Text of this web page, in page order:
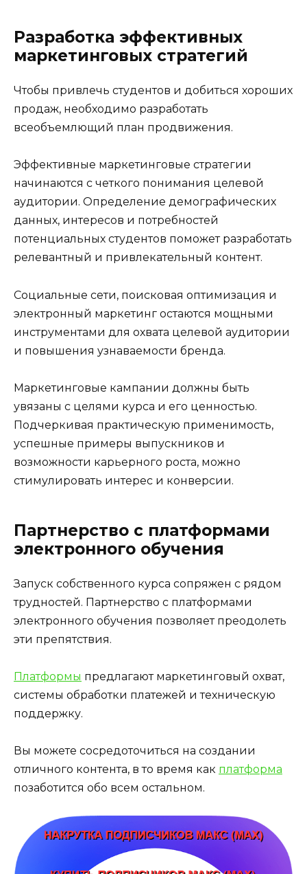
Разработка эффективных
маркетинговых стратегий
Чтобы привлечь студентов и добиться хороших
продаж, необходимо разработать
всеобъемлющий план продвижения.
Эффективные маркетинговые стратегии
начинаются с четкого понимания целевой
аудитории. Определение демографических
данных, интересов и потребностей
потенциальных студентов поможет разработать
релевантный и привлекательный контент.
Социальные сети, поисковая оптимизация и
электронный маркетинг остаются мощными
инструментами для охвата целевой аудитории
и повышения узнаваемости бренда.
Маркетинговые кампании должны быть
увязаны с целями курса и его ценностью.
Подчеркивая практическую применимость,
успешные примеры выпускников и
возможности карьерного роста, можно
стимулировать интерес и конверсии.
Партнерство с платформами
электронного обучения
Запуск собственного курса сопряжен с рядом
трудностей. Партнерство с платформами
электронного обучения позволяет преодолеть
эти препятствия.
Платформы предлагают маркетинговый охват,
системы обработки платежей и техническую
поддержку.
Вы можете сосредоточиться на создании
отличного контента, в то время как платформа
позаботится обо всем остальном.